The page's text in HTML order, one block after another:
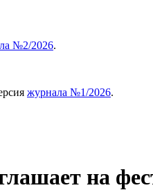
№2/2026.
журнала №1/2026.
на